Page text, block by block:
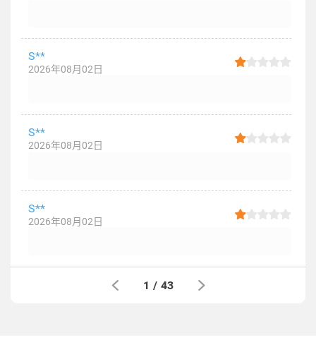
S**
2026年08月02日
S**
2026年08月02日
S**
2026年08月02日
1 / 43